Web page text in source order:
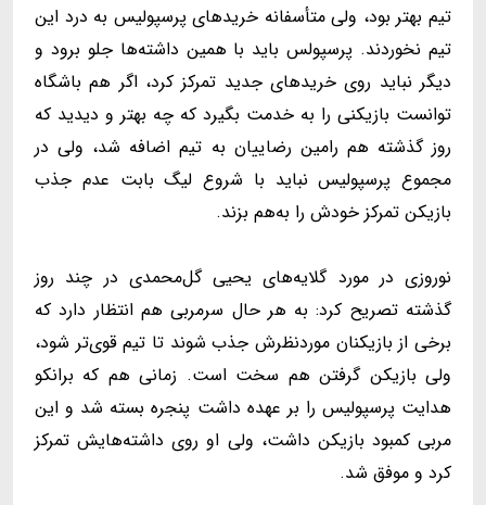
تیم بهتر بود، ولی متأسفانه خریدهای پرسپولیس به درد این
تیم نخوردند. پرسپولس باید با همین داشته‌ها جلو برود و
دیگر نباید روی خریدهای جدید تمرکز کرد، اگر هم باشگاه
توانست بازیکنی را به خدمت بگیرد که چه بهتر و‌ دیدید که
روز گذشته هم رامین رضاییان به تیم اضافه شد، ولی در
مجموع پرسپولیس نباید با شروع لیگ بابت عدم جذب
بازیکن تمرکز خودش را به‌هم بزند.
نوروزی در مورد گلایه‌های یحیی گل‌محمدی در چند روز
گذشته تصریح کرد: به هر حال سرمربی هم انتظار دارد که
برخی از بازیکنان موردنظرش جذب شوند تا تیم قوی‌تر شود،
ولی بازیکن گرفتن هم سخت است. زمانی هم که برانکو
هدایت پرسپولیس را بر عهده داشت پنجره بسته شد و این
مربی کمبود بازیکن داشت، ولی او روی داشته‌هایش تمرکز
کرد و موفق شد.